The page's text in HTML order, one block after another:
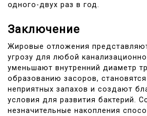
одного-двух раз в год.
Заключение
Жировые отложения
угрозу для любой
уменьшают внутренний диаметр
образованию засоров,
неприятных запахов и создают
условия для развития бактерий.
незначительные накопления